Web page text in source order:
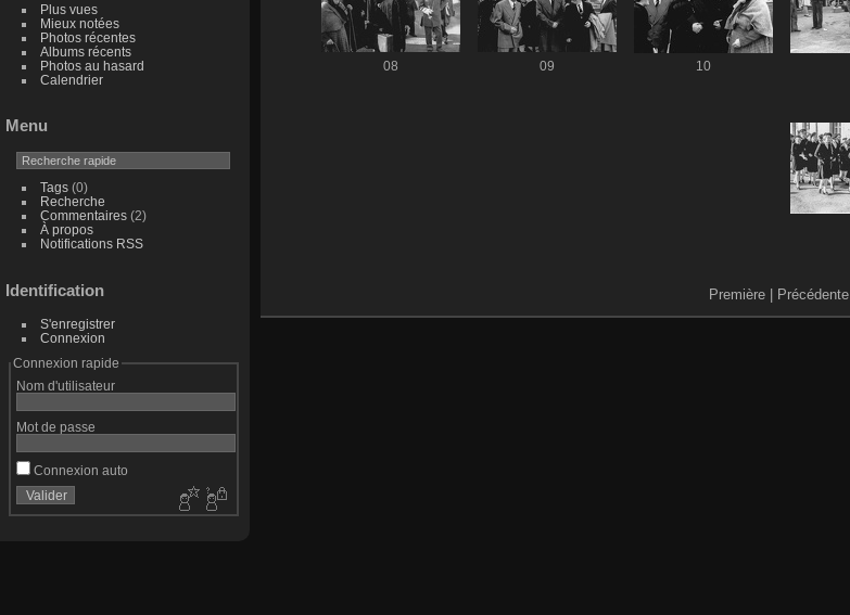
Plus vues
Mieux notées
Photos récentes
Albums récents
Photos au hasard
Calendrier
Menu
Tags(0)
Recherche
Commentaires(2)
À propos
Notifications RSS
Identification
S'enregistrer
Connexion
Connexion rapide
Nom d'utilisateur
Mot de passe
Connexion auto
08 09 10
Première | Précédente |